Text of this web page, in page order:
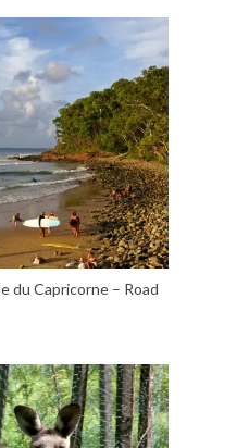
du Capricorne – Road